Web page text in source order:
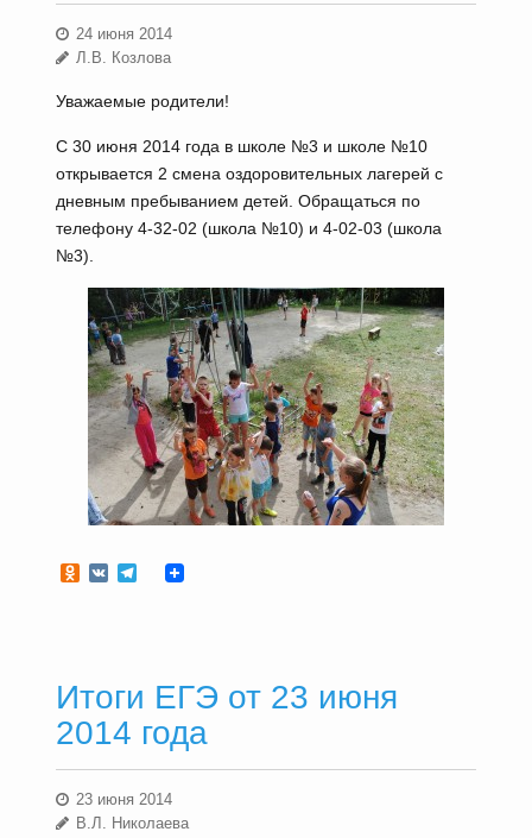
24 июня 2014
Л.В. Козлова
Уважаемые родители!
С 30 июня 2014 года в школе №3 и школе №10
открывается 2 смена оздоровительных лагерей с
дневным пребыванием детей. Обращаться по
телефону 4-32-02 (школа №10) и 4-02-03 (школа
№3).
Odnoklassniki
VKTelegram
Итоги ЕГЭ от 23 июня
2014 года
23 июня 2014
В.Л. Николаева